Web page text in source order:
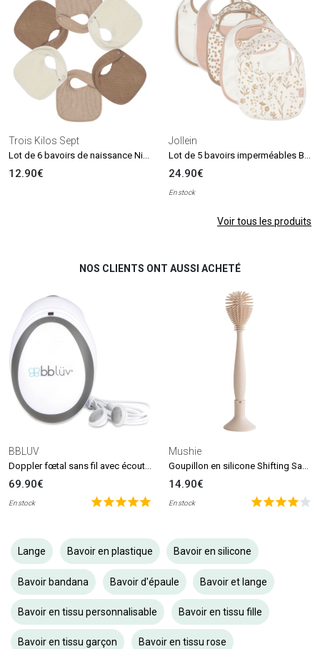
Trois Kilos Sept
12.90€
Jollein
24.90€
En stock
Voir tous les produits
NOS CLIENTS ONT AUSSI ACHETÉ
BBLUV
69.90€
En stock
Mushie
14.90€
En stock
Lange Bavoir en plastique Bavoir en silicone
Bavoir bandana Bavoir d'épaule Bavoir et lange
Bavoir en tissu personnalisable Bavoir en tissu fille
Bavoir en tissu garçon Bavoir en tissu rose